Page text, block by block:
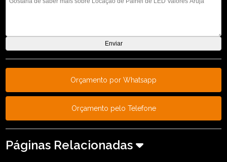
Orçamento por Whatsapp
Orçamento pelo Telefone
Páginas Relacionadas